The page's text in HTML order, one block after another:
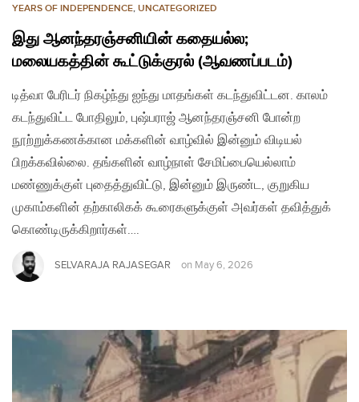
YEARS OF INDEPENDENCE, UNCATEGORIZED
இது ஆனந்தரஞ்சனியின் கதையல்ல;
மலையகத்தின் கூட்டுக்குரல் (ஆவணப்படம்)
டித்வா பேரிடர் நிகழ்ந்து ஐந்து மாதங்கள் கடந்துவிட்டன. காலம்
கடந்துவிட்ட போதிலும், புஷ்பராஜ் ஆனந்தரஞ்சனி போன்ற
நூற்றுக்கணக்கான மக்களின் வாழ்வில் இன்னும் விடியல்
பிறக்கவில்லை. தங்களின் வாழ்நாள் சேமிப்பையெல்லாம்
மண்ணுக்குள் புதைத்துவிட்டு, இன்னும் இருண்ட, குறுகிய
முகாம்களின் தற்காலிகக் கூரைகளுக்குள் அவர்கள் தவித்துக்
கொண்டிருக்கிறார்கள்….
SELVARAJA RAJASEGAR on May 6, 2026